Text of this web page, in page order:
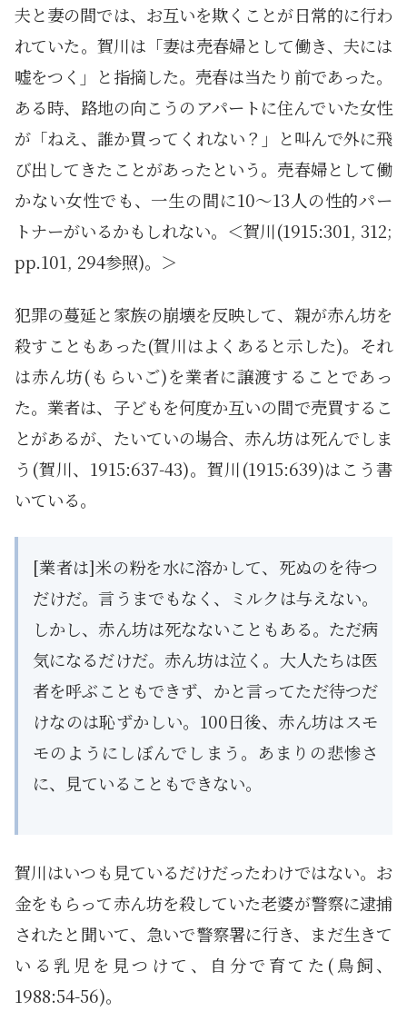
夫と妻の間では、お互いを欺くことが日常的に行わ
れていた。賀川は「妻は売春婦として働き、夫には
嘘をつく」と指摘した。売春は当たり前であった。
ある時、路地の向こうのアパートに住んでいた女性
が「ねえ、誰か買ってくれない？」と叫んで外に飛
び出してきたことがあったという。売春婦として働
かない女性でも、一生の間に10～13人の性的パー
トナーがいるかもしれない。＜賀川(1915:301, 312;
pp.101, 294参照)。＞
犯罪の蔓延と家族の崩壊を反映して、親が赤ん坊を
殺すこともあった(賀川はよくあると示した)。それ
は赤ん坊(もらいご)を業者に譲渡することであっ
た。業者は、子どもを何度か互いの間で売買するこ
とがあるが、たいていの場合、赤ん坊は死んでしま
う(賀川、1915:637-43)。賀川(1915:639)はこう書
いている。
[業者は]米の粉を水に溶かして、死ぬのを待つ
だけだ。言うまでもなく、ミルクは与えない。
しかし、赤ん坊は死なないこともある。ただ病
気になるだけだ。赤ん坊は泣く。大人たちは医
者を呼ぶこともできず、かと言ってただ待つだ
けなのは恥ずかしい。100日後、赤ん坊はスモ
モのようにしぼんでしまう。あまりの悲惨さ
に、見ていることもできない。
賀川はいつも見ているだけだったわけではない。お
金をもらって赤ん坊を殺していた老婆が警察に逮捕
されたと聞いて、急いで警察署に行き、まだ生きて
いる乳児を見つけて、自分で育てた(鳥飼、
1988:54-56)。